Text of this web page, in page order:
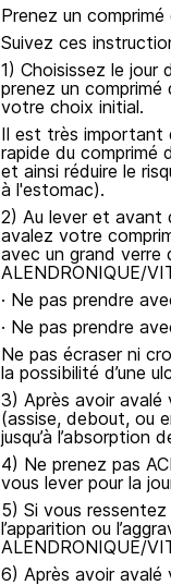
Prenez un
Suivez ces
1) Choisissez le jour
prenez un comprimé
votre choix initial.
Il est très important
rapide du comprimé
et ainsi réduire le
à l'estomac).
2) Au lever et avant
avalez votre
avec un grand verre
ALENDRONIQUE/
· Ne pas prendre
· Ne pas prendre
Ne pas écraser ni
la possibilité d’une
3) Après avoir avalé
(assise, debout, ou
jusqu’à l’absorption
4) Ne prenez pas
vous lever pour la
5) Si vous
l’apparition ou
ALENDRONIQUE/
6) Après avoir avalé